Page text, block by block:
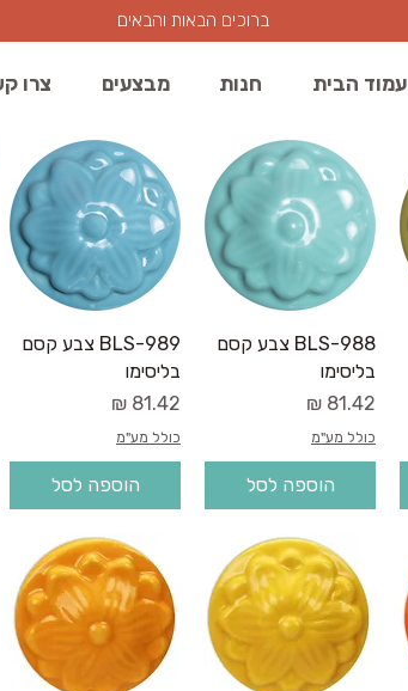
עמוד הבית חנות מבצעים צרו
ברוכים הבאות והבאים
תצוגה מהירה
BLS-988 צבע קסם
בליסימו
מחיר
כולל מע"מ
הוספה לסל
תצוגה מהירה
BLS-989 צבע קסם
בליסימו
מחיר
כולל מע"מ
הוספה לסל